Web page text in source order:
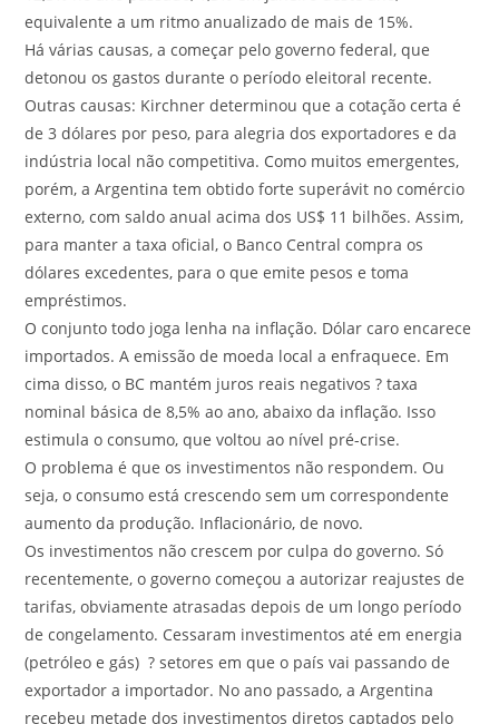
equivalente a um ritmo anualizado de mais de 15%.
Há várias causas, a começar pelo governo federal, que
detonou os gastos durante o período eleitoral recente.
Outras causas: Kirchner determinou que a cotação certa é
de 3 dólares por peso, para alegria dos exportadores e da
indústria local não competitiva. Como muitos emergentes,
porém, a Argentina tem obtido forte superávit no comércio
externo, com saldo anual acima dos US$ 11 bilhões. Assim,
para manter a taxa oficial, o Banco Central compra os
dólares excedentes, para o que emite pesos e toma
empréstimos.
O conjunto todo joga lenha na inflação. Dólar caro encarece
importados. A emissão de moeda local a enfraquece. Em
cima disso, o BC mantém juros reais negativos ? taxa
nominal básica de 8,5% ao ano, abaixo da inflação. Isso
estimula o consumo, que voltou ao nível pré-crise.
O problema é que os investimentos não respondem. Ou
seja, o consumo está crescendo sem um correspondente
aumento da produção. Inflacionário, de novo.
Os investimentos não crescem por culpa do governo. Só
recentemente, o governo começou a autorizar reajustes de
tarifas, obviamente atrasadas depois de um longo período
de congelamento. Cessaram investimentos até em energia
(petróleo e gás) ? setores em que o país vai passando de
exportador a importador. No ano passado, a Argentina
recebeu metade dos investimentos diretos captados pelo